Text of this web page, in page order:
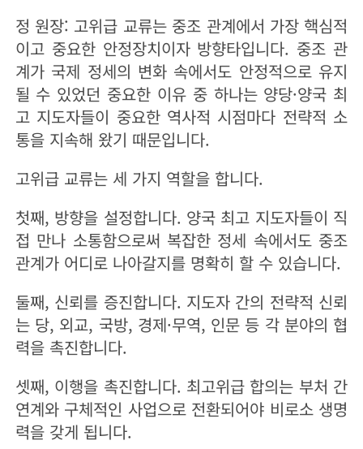
정 원장: 고위급 교류는 중조 관계에서 가장 핵심적
이고 중요한 안정장치이자 방향타입니다. 중조 관
계가 국제 정세의 변화 속에서도 안정적으로 유지
될 수 있었던 중요한 이유 중 하나는 양당·양국 최
고 지도자들이 중요한 역사적 시점마다 전략적 소
통을 지속해 왔기 때문입니다.
고위급 교류는 세 가지 역할을 합니다.
첫째, 방향을 설정합니다. 양국 최고 지도자들이 직
접 만나 소통함으로써 복잡한 정세 속에서도 중조
관계가 어디로 나아갈지를 명확히 할 수 있습니다.
둘째, 신뢰를 증진합니다. 지도자 간의 전략적 신뢰
는 당, 외교, 국방, 경제·무역, 인문 등 각 분야의 협
력을 촉진합니다.
셋째, 이행을 촉진합니다. 최고위급 합의는 부처 간
연계와 구체적인 사업으로 전환되어야 비로소 생명
력을 갖게 됩니다.